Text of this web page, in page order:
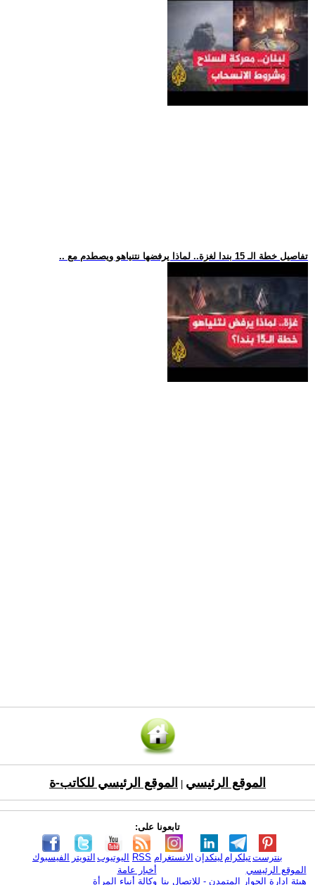
.. تفاصيل خطة الـ 15 بندا لغزة.. لماذا يرفضها نتنياهو ويصطدم مع
الموقع الرئيسي الموقع الرئيسي للكاتب-ة
تابعونا على:
الفيسبوك التويتر اليوتيوب RSS الانستغرام لينكدإن تيلكرامبنترست
الموقع الرئيسي
هيئة ادارة الحوار المتمدن - للإتصال بنا
أخبار عامة
وكالة أنباء المرأة